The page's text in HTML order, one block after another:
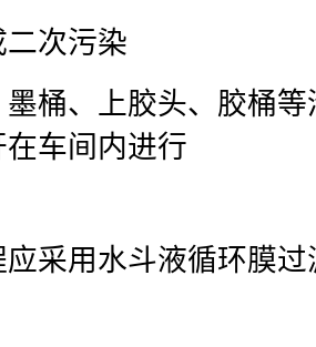
次污染
桶、上胶头、胶桶
车间内进行
采用水斗液循环膜